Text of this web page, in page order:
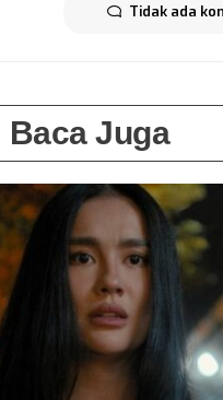
Tidak ada
Baca Juga